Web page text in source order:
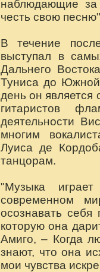
наблюдающие
честь свою
В течение
выступал в
Дальнего
Туниса до
день он
гитаристов
деятельности
многим
Луиса де
танцорам.
"Музыка
современном
осознавать
которую она
Амиго, – Когда
знают, что она
мои чувства